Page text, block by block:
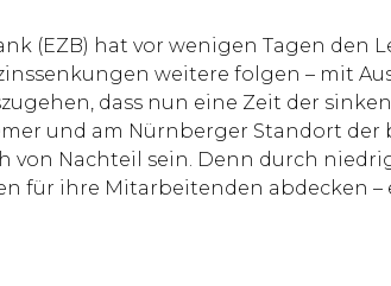
(EZB) hat vor wenigen Tagen den
weitere folgen – mit
dass nun eine Zeit der
und am Nürnberger Standort der
von Nachteil sein. Denn durch
für ihre Mitarbeitenden abdecken